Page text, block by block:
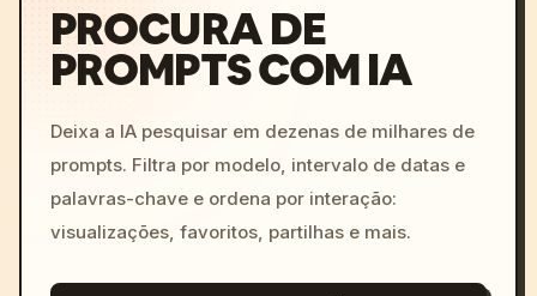
PROCURA DE
PROMPTS COM IA
Deixa a IA pesquisar em dezenas de milhares de
prompts. Filtra por modelo, intervalo de datas e
palavras-chave e ordena por interação:
visualizações, favoritos, partilhas e mais.